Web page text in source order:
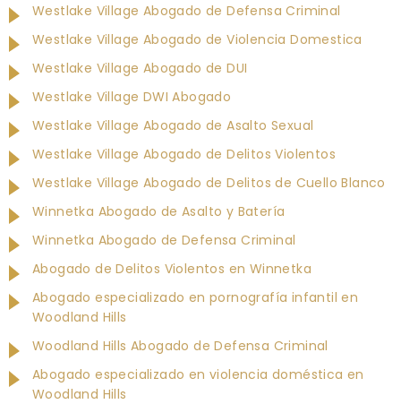
Westlake Village Abogado de Defensa Criminal
Westlake Village Abogado de Violencia Domestica
Westlake Village Abogado de DUI
Westlake Village DWI Abogado
Westlake Village Abogado de Asalto Sexual
Westlake Village Abogado de Delitos Violentos
Westlake Village Abogado de Delitos de Cuello Blanco
Winnetka Abogado de Asalto y Batería
Winnetka Abogado de Defensa Criminal
Abogado de Delitos Violentos en Winnetka
Abogado especializado en pornografía infantil en
Woodland Hills
Woodland Hills Abogado de Defensa Criminal
Abogado especializado en violencia doméstica en
Woodland Hills